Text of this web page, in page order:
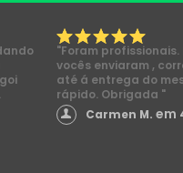
"Foram
vocês enviaram ,
até á entrega do
rápido. Obrigada "
Carmen M. em